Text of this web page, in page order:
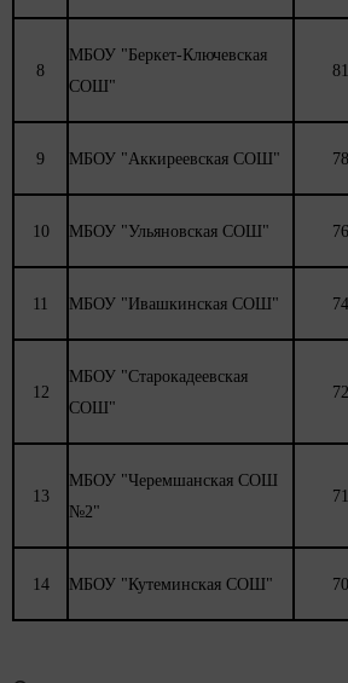
8
МБОУ "Беркет-Ключевская
СОШ"
9 МБОУ "Аккиреевская СОШ"
10 МБОУ "Ульяновская СОШ"
11 МБОУ "Ивашкинская СОШ"
12
МБОУ "Старокадеевская
СОШ"
13
МБОУ "Черемшанская СОШ
№2"
14 МБОУ "Кутеминская СОШ"